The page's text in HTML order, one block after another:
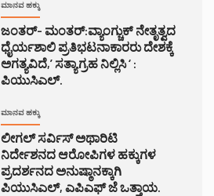
ಮಾನವ ಹಕ್ಕು
ಜಂತರ್- ಮಂತರ್:ವ್ಯಾಂಗ್ಚುಕ್ ನೇತೃತ್ವದ
ಧೈರ್ಯಶಾಲಿ ಪ್ರತಿಭಟನಾಕಾರರು ದೇಶಕ್ಕೆ
ಅಗತ್ಯವಿದೆ,’ ಸತ್ಯಾಗ್ರಹ ನಿಲ್ಲಿಸಿ ‘ :
ಪಿಯುಸಿಎಲ್.
ಮಾನವ ಹಕ್ಕು
ಲೀಗಲ್ ಸರ್ವಿಸ್ ಅಥಾರಿಟಿ
ನಿರ್ದೇಶನದ ಆರೋಪಿಗಳ ಹಕ್ಕುಗಳ
ಪ್ರದರ್ಶನದ ಅನುಷ್ಠಾನಕ್ಕಾಗಿ
ಪಿಯುಸಿಎಲ್, ಎಪಿಎಫ್ ಜೆ ಒತ್ತಾಯ.